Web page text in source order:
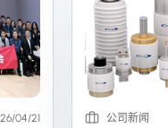
04/21 公司新闻